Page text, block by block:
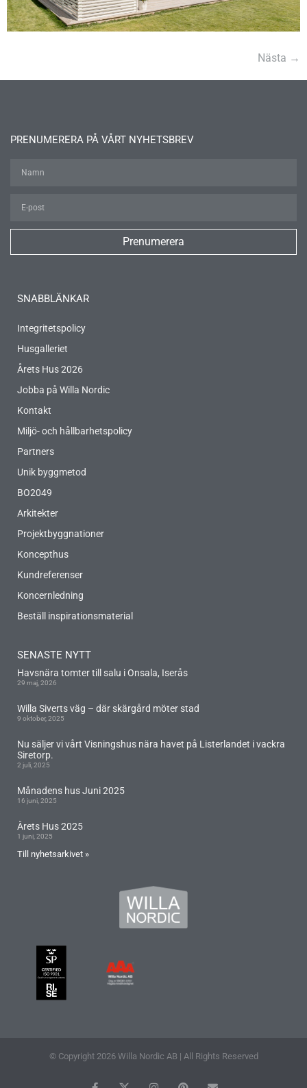
Nästa →
SENASTE NYTT
Havsnära tomter till salu i Onsala, Iserås
29 maj, 2026
Willa Siverts väg – där skärgård möter stad
9 oktober, 2025
Nu säljer vi vårt Visningshus nära havet på Listerlandet i vackra
Siretorp.
2 juli, 2025
Månadens hus Juni 2025
16 juni, 2025
Årets Hus 2025
1 juni, 2025
Till nyhetsarkivet »
SNABBLÄNKAR
Integritetspolicy
Husgalleriet
Årets Hus 2026
Jobba på Willa Nordic
Kontakt
Miljö- och hållbarhetspolicy
Partners
Unik byggmetod
BO2049
Arkitekter
Projektbyggnationer
Koncepthus
Kundreferenser
Koncernledning
Beställ inspirationsmaterial
PRENUMERERA PÅ VÅRT NYHETSBREV
Prenumerera
© Copyright 2026 Willa Nordic AB | All Rights Reserved